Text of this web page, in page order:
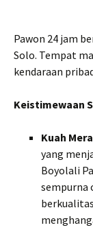
Pawon 24 jam
Solo. Tempat
kendaraan
Keistimewaan
Kuah
yang
Boyolali
sempurna